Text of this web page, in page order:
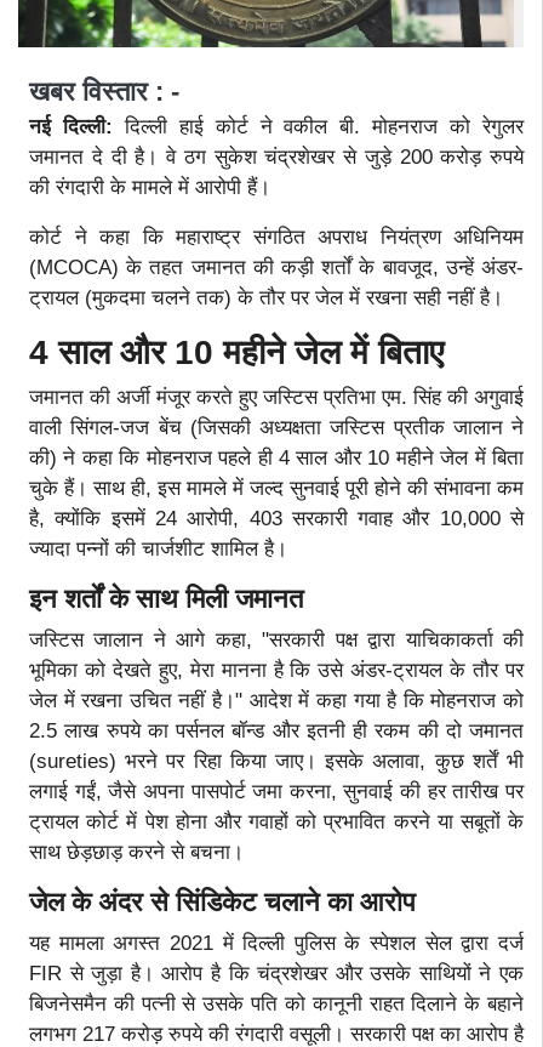
खबर विस्तार : -
नई दिल्ली: दिल्ली हाई कोर्ट ने वकील बी. मोहनराज को रेगुलर
जमानत दे दी है। वे ठग सुकेश चंद्रशेखर से जुड़े 200 करोड़ रुपये
की रंगदारी के मामले में आरोपी हैं।
कोर्ट ने कहा कि महाराष्ट्र संगठित अपराध नियंत्रण अधिनियम
(MCOCA) के तहत जमानत की कड़ी शर्तों के बावजूद, उन्हें अंडर-
ट्रायल (मुकदमा चलने तक) के तौर पर जेल में रखना सही नहीं है।
4 साल और 10 महीने जेल में बिताए
जमानत की अर्जी मंजूर करते हुए जस्टिस प्रतिभा एम. सिंह की अगुवाई
वाली सिंगल-जज बेंच (जिसकी अध्यक्षता जस्टिस प्रतीक जालान ने
की) ने कहा कि मोहनराज पहले ही 4 साल और 10 महीने जेल में बिता
चुके हैं। साथ ही, इस मामले में जल्द सुनवाई पूरी होने की संभावना कम
है, क्योंकि इसमें 24 आरोपी, 403 सरकारी गवाह और 10,000 से
ज्यादा पन्नों की चार्जशीट शामिल है।
इन शर्तों के साथ मिली जमानत
जस्टिस जालान ने आगे कहा, "सरकारी पक्ष द्वारा याचिकाकर्ता की
भूमिका को देखते हुए, मेरा मानना ​​है कि उसे अंडर-ट्रायल के तौर पर
जेल में रखना उचित नहीं है।" आदेश में कहा गया है कि मोहनराज को
2.5 लाख रुपये का पर्सनल बॉन्ड और इतनी ही रकम की दो जमानत
(sureties) भरने पर रिहा किया जाए। इसके अलावा, कुछ शर्तें भी
लगाई गईं, जैसे अपना पासपोर्ट जमा करना, सुनवाई की हर तारीख पर
ट्रायल कोर्ट में पेश होना और गवाहों को प्रभावित करने या सबूतों के
साथ छेड़छाड़ करने से बचना।
जेल के अंदर से सिंडिकेट चलाने का आरोप
यह मामला अगस्त 2021 में दिल्ली पुलिस के स्पेशल सेल द्वारा दर्ज
FIR से जुड़ा है। आरोप है कि चंद्रशेखर और उसके साथियों ने एक
बिजनेसमैन की पत्नी से उसके पति को कानूनी राहत दिलाने के बहाने
लगभग 217 करोड़ रुपये की रंगदारी वसूली। सरकारी पक्ष का आरोप है